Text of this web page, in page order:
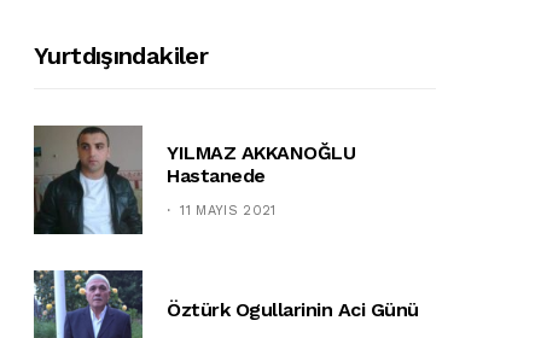
Yurtdışındakiler
YILMAZ AKKANOĞLU
Hastanede
11 MAYIS 2021
Öztürk Ogullarinin Aci Günü